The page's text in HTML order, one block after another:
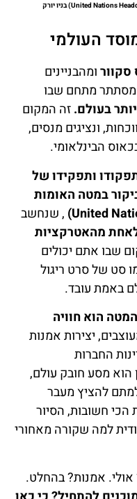
העולמי
סקוורומהבניינים
מתחם שבו
בעולם.זה המקום
ונציגים מנסים,
הבינלאומי.
ותפקידו של
במטה האומות
, שנחשב
מהאטרקציות
שבו אתם יכולים
סט של סרט ריגול
באמת עובד.
המטה הוא חוויה
יצירות אמנות
החברות
הוא מסע חובק עולם,
להציץ מעבר
חשובות, הסיור
למה שקורה מאחורי
אמנות? בהחלט.